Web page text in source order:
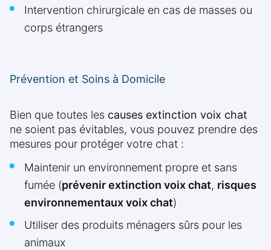
Intervention chirurgicale en cas de masses ou
corps étrangers
Prévention et Soins à Domicile
Bien que toutes les causes extinction voix chat
ne soient pas évitables, vous pouvez prendre des
mesures pour protéger votre chat :
Maintenir un environnement propre et sans
fumée (prévenir extinction voix chat, risques
environnementaux voix chat)
Utiliser des produits ménagers sûrs pour les
animaux